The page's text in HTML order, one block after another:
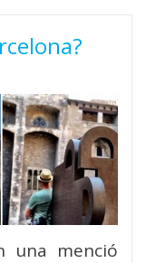
una menció